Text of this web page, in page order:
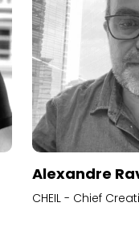
Alexandre
CHEIL - Chief